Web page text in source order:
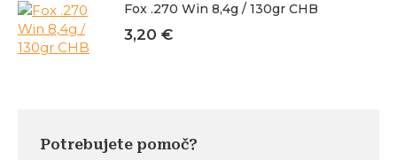
Fox .270 Win 8,4g / 130gr CHB
3,20 €
Potrebujete pomoč?